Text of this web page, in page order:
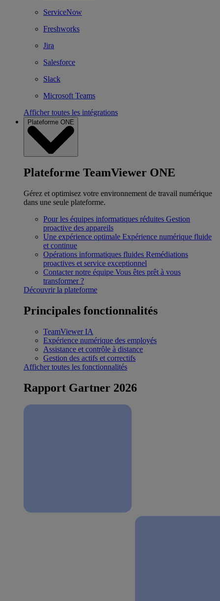
ServiceNow
Freshworks
Jira
Salesforce
Slack
Microsoft Teams
Afficher toutes les intégrations
Plateforme ONE
Plateforme TeamViewer ONE
Gérez et optimisez votre environnement de travail numérique
dans une seule plateforme.
Pour les équipes informatiques réduites Gestion
proactive des appareils
Une expérience optimale Expérience numérique fluide
et continue
Opérations informatiques fluides Remédiations
proactives et service exceptionnel
Contacter notre équipe Vous êtes prêt à vous
transformer ?
Découvrir la plateforme
Principales fonctionnalités
TeamViewer IA
Expérience numérique des employés
Assistance et contrôle à distance
Gestion des actifs et correctifs
Afficher toutes les fonctionnalités
Rapport Gartner 2026